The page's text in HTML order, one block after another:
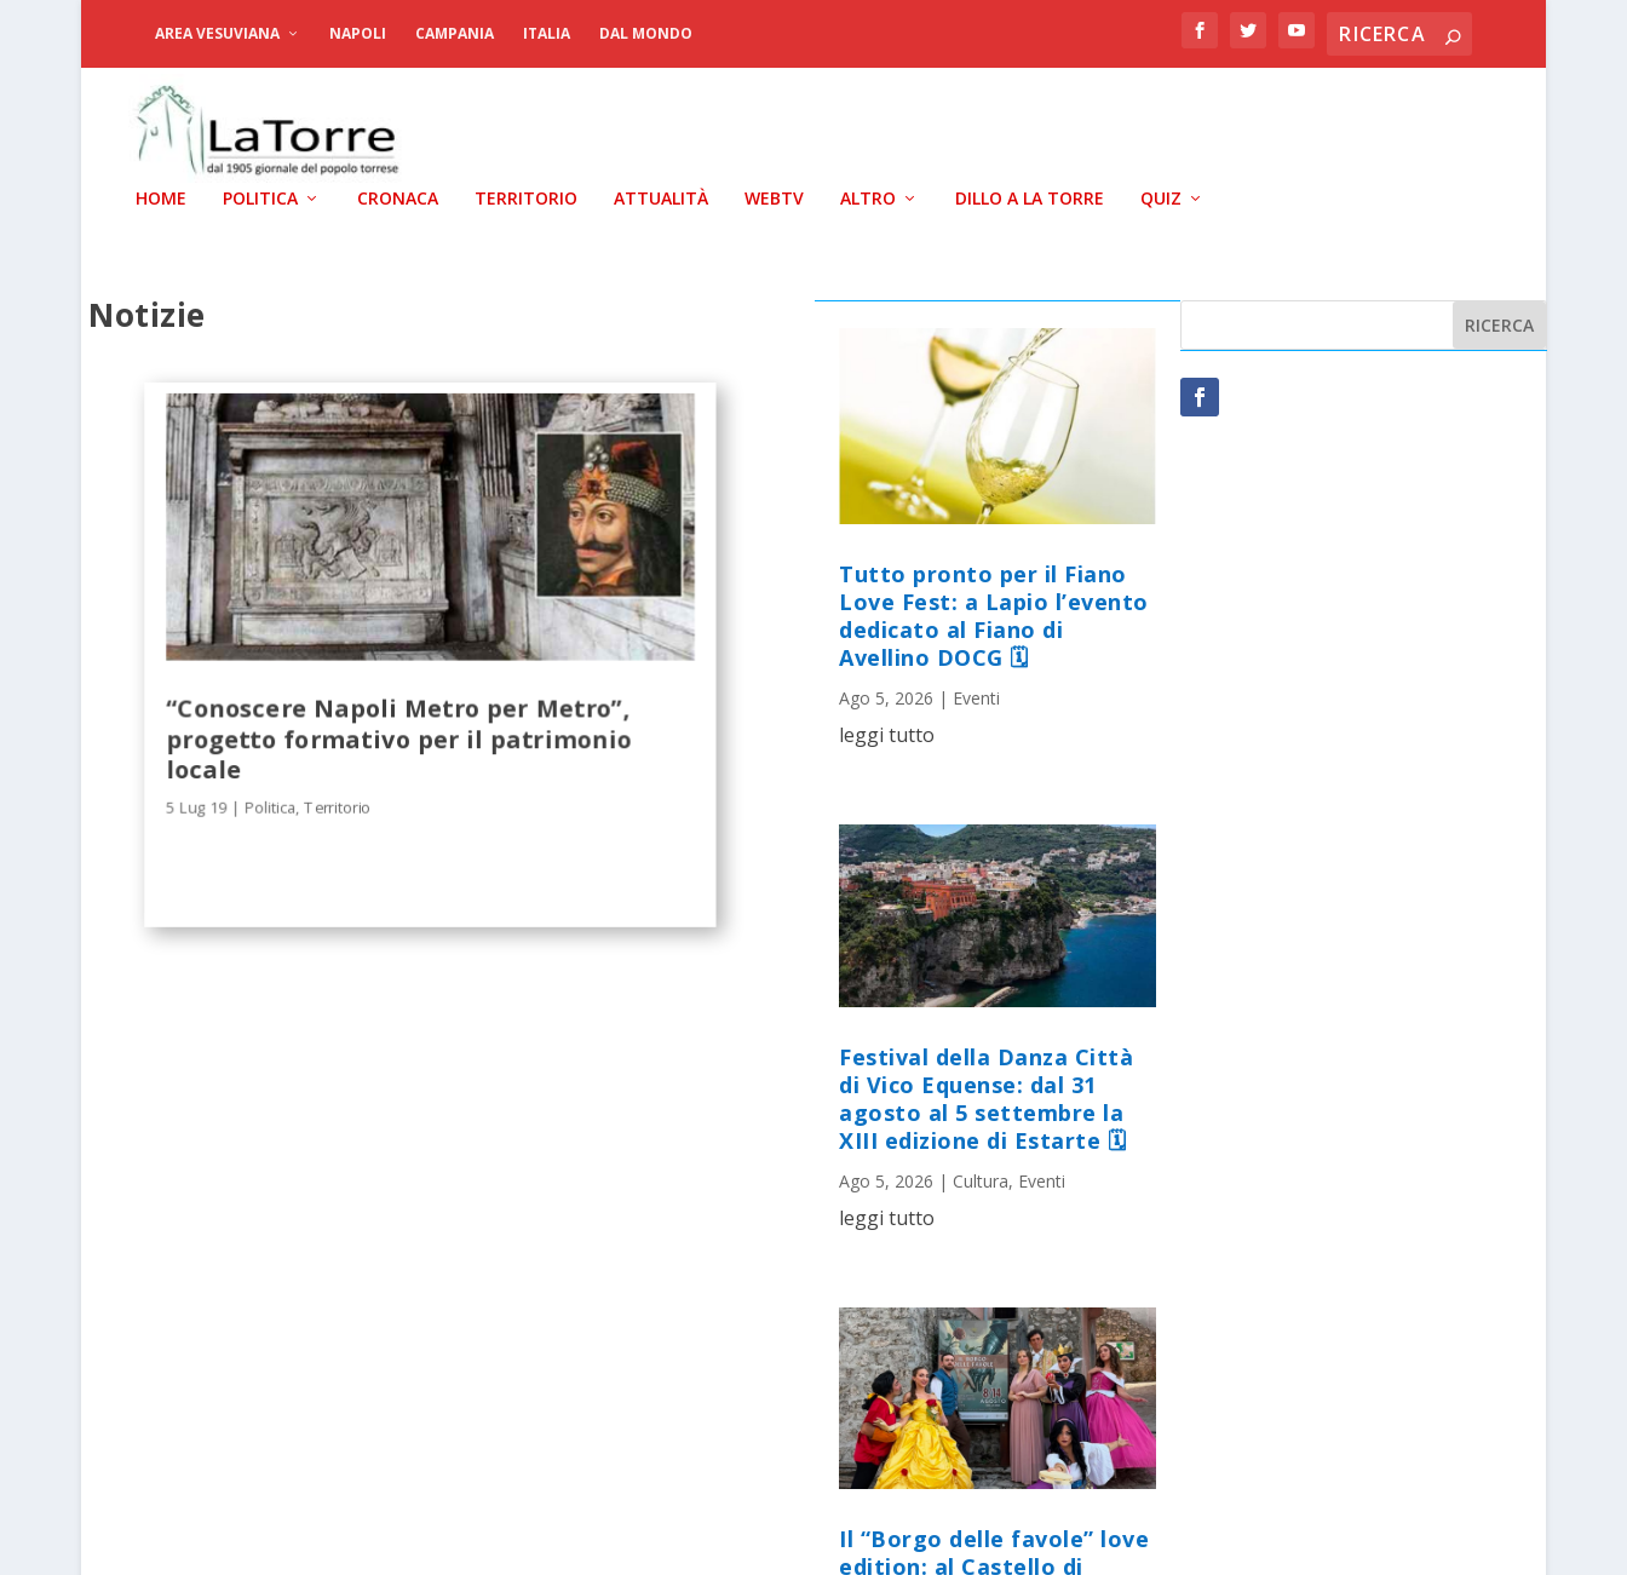
AREA VESUVIANA NAPOLI CAMPANIA ITALIA DAL MONDO
HOME POLITICA CRONACA TERRITORIO ATTUALITÀ WEBTV ALTRO DILLO A LA TORRE QUIZ
Notizie
“Conoscere Napoli Metro per Metro”,
progetto formativo per il patrimonio
locale
5 Lug 19| Politica,Territorio
Tutto pronto per il Fiano
Love Fest: a Lapio l’evento
dedicato al Fiano di
Avellino DOCG 🗓
Ago 5, 2026 | Eventi
leggi tutto
Festival della Danza Città
di Vico Equense: dal 31
agosto al 5 settembre la
XIII edizione di Estarte 🗓
Ago 5, 2026 | Cultura, Eventi
leggi tutto
Il “Borgo delle favole” love
edition: al Castello di